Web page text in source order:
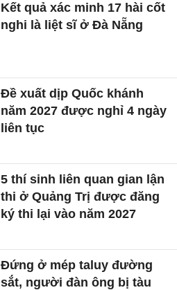
Kết quả xác minh 17 hài cốt
nghi là liệt sĩ ở Đà Nẵng
Đề xuất dịp Quốc khánh
năm 2027 được nghỉ 4 ngày
liên tục
5 thí sinh liên quan gian lận
thi ở Quảng Trị được đăng
ký thi lại vào năm 2027
Đứng ở mép taluy đường
sắt, người đàn ông bị tàu